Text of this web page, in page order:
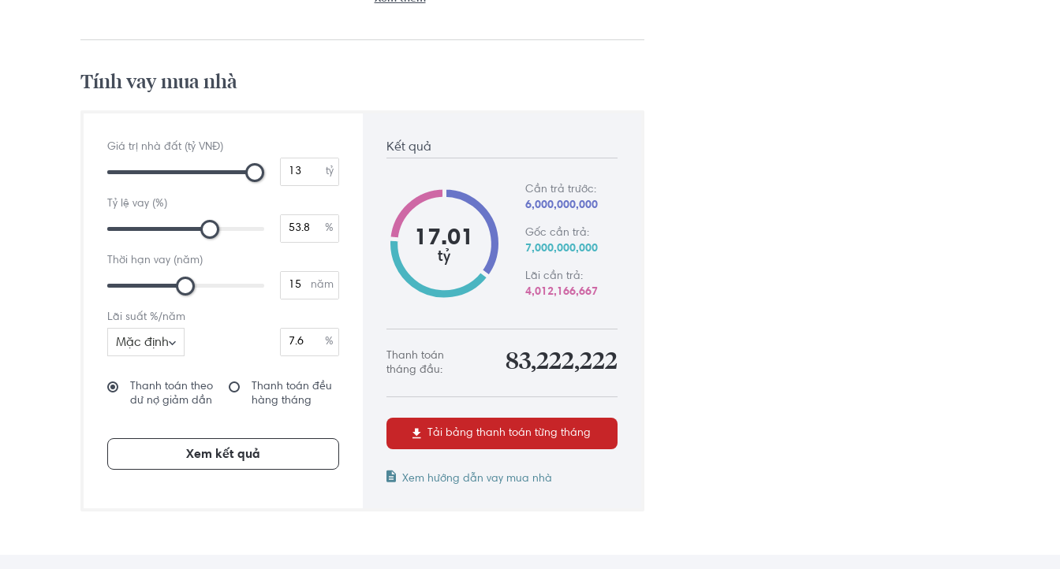
Tính vay mua nhà
Giá trị nhà đất (tỷ VNĐ)
tỷ
Tỷ lệ vay (%)
%
Thời hạn vay (năm)
năm
Lãi suất %/năm
Mặc định %
Thanh toán theo
dư nợ giảm dần
Thanh toán đều
hàng tháng
Xem kết quả
Kết quả
17.01
tỷ
Cần trả trước:
6,000,000,000
Gốc cần trả:
7,000,000,000
Lãi cần trả:
4,012,166,667
Thanh toán
tháng đầu:
83,222,222
Tải bảng thanh toán từng tháng
Xem hướng dẫn vay mua nhà